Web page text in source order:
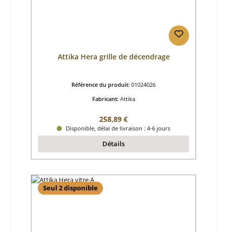
Attika Hera grille de décendrage
Référence du produit: 01024026
Fabricant: Attika
Prix régulier :
258,89 €
Disponible, délai de livraison : 4-6 jours
Détails
Seul 2 disponible